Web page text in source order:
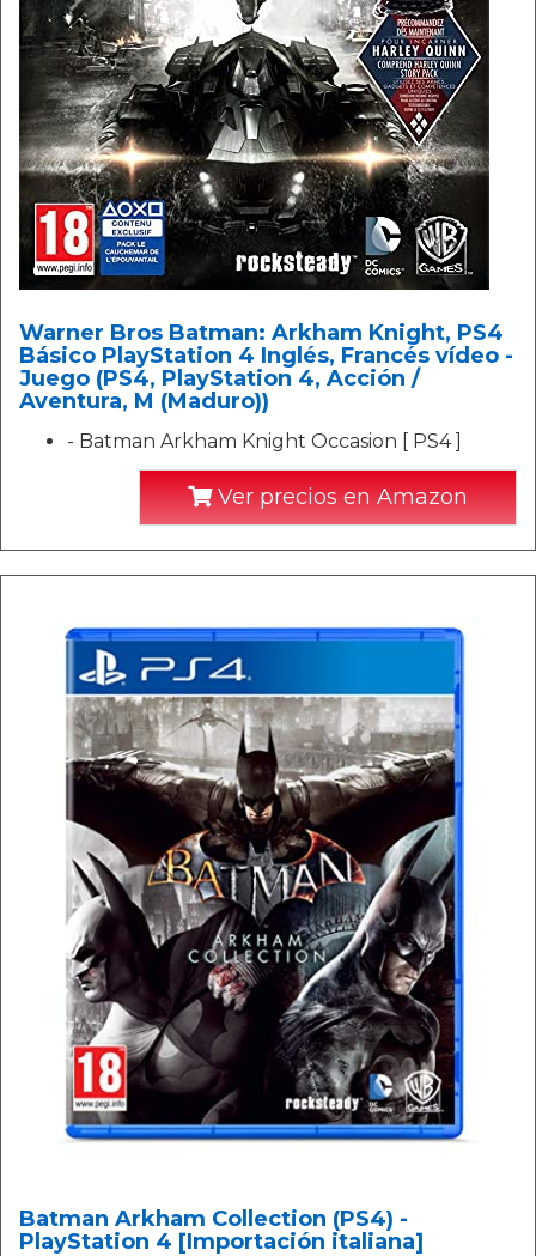
Warner Bros Batman: Arkham Knight, PS4
Básico PlayStation 4 Inglés, Francés vídeo -
Juego (PS4, PlayStation 4, Acción /
Aventura, M (Maduro))
- Batman Arkham Knight Occasion [ PS4 ]
Ver precios en Amazon
Batman Arkham Collection (PS4) -
PlayStation 4 [Importación italiana]